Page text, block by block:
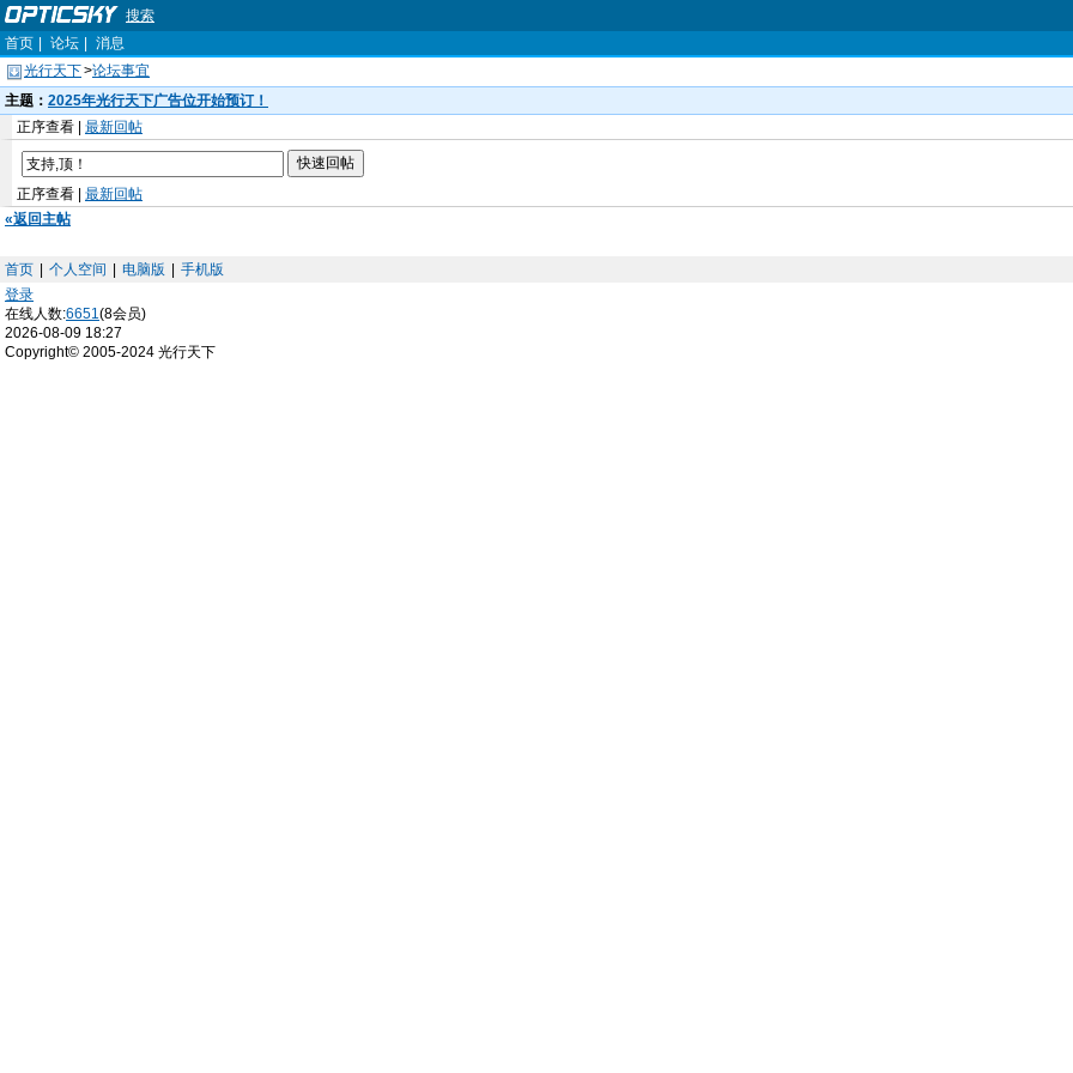
搜索
首页
论坛
消息
光行天下>论坛事宜
主题： 2025年光行天下广告位开始预订！
正序查看 | 最新回帖
正序查看 | 最新回帖
«返回主帖
首页 个人空间 电脑版
手机版
登录
在线人数:6651(8会员)
2026-08-09 18:27
Copyright© 2005-2024 光行天下